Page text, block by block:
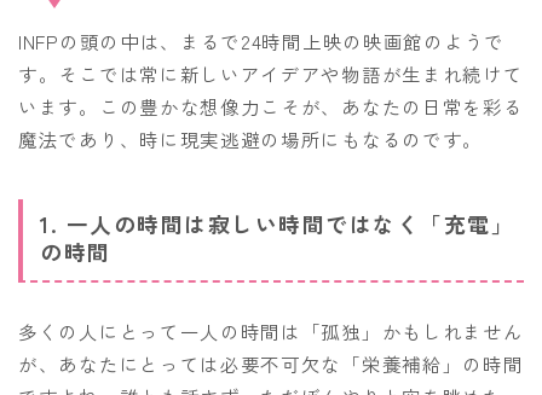
INFPの頭の中は、まるで24時間上映の映画館のようで
す。そこでは常に新しいアイデアや物語が生まれ続けて
います。この豊かな想像力こそが、あなたの日常を彩る
魔法であり、時に現実逃避の場所にもなるのです。
1. 一人の時間は寂しい時間ではなく「充電」
の時間
多くの人にとって一人の時間は「孤独」かもしれません
が、あなたにとっては必要不可欠な「栄養補給」の時間